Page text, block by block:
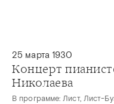
25 марта 1930
Концерт
Николаева
В программе: Лист, Лист-